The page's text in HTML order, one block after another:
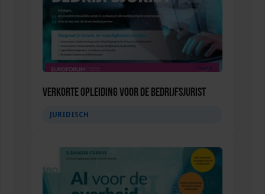
Verkorte opleiding voor de Bedrijfsjurist
JURIDISCH